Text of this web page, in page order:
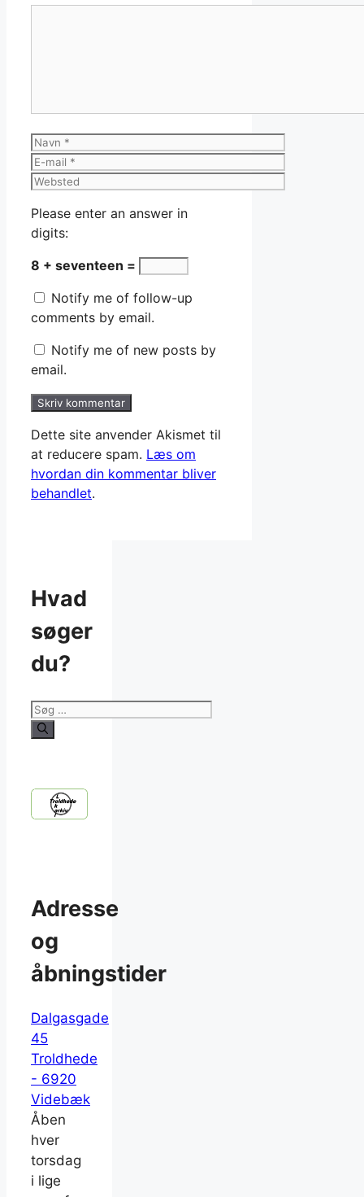
Navn
E-
mail
Websted
Please enter an answer in
digits:
8 + seventeen =
Notify me of follow-up
comments by email.
Notify me of new posts by
email.
Dette site anvender Akismet til
at reducere spam. Læs om
hvordan din kommentar bliver
behandlet.
Hvad
søger
du?
Søg
efter:
Adresse
og
åbningstider
Dalgasgade
45
Troldhede
- 6920
Videbæk
Åben
hver
torsdag
i lige